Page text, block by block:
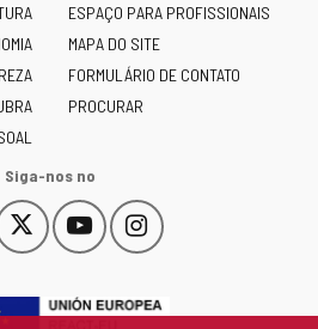
ESPAÇO PARA PROFISSIONAIS
MAPA DO SITE
FORMULÁRIO DE CONTATO
PROCURAR
Siga-nos no
Este
enlace
abrirá
YouTube
Este
enlace
abrirá
Instagram
Este
enlace
abrirá